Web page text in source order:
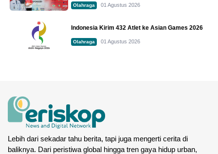
Olahraga 01 Agustus 2026
Indonesia Kirim 432 Atlet ke Asian Games 2026
Olahraga 01 Agustus 2026
Lebih dari sekadar tahu berita, tapi juga mengerti cerita di
baliknya. Dari peristiwa global hingga tren gaya hidup urban,